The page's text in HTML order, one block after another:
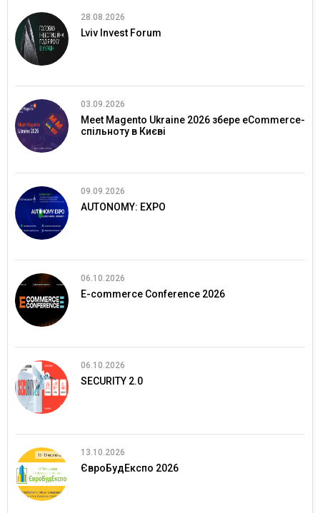
28.08.2026
Lviv Invest Forum
03.09.2026
Meet Magento Ukraine 2026 збере eCommerce-
спільноту в Києві
09.09.2026
AUTONOMY: EXPO
06.10.2026
E-commerce Conference 2026
06.10.2026
SECURITY 2.0
13.10.2026
ЄвроБудЕкспо 2026